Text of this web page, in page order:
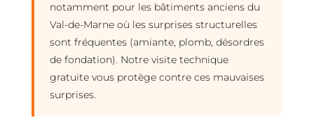
notamment pour les bâtiments anciens du
Val-de-Marne où les surprises structurelles
sont fréquentes (amiante, plomb, désordres
de fondation). Notre visite technique
gratuite vous protège contre ces mauvaises
surprises.